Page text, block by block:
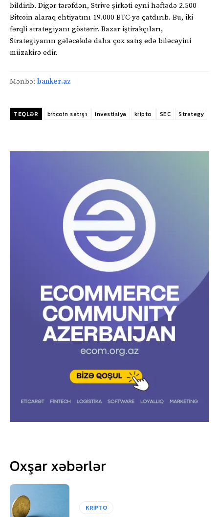
bildirib. Digər tərəfdən, Strive şirkəti eyni həftədə 2.500
Bitcoin alaraq ehtiyatını 19.000 BTC-yə çatdırıb. Bu, iki
fərqli strategiyanı göstərir. Bazar iştirakçıları,
Strategiyanın gələcəkdə daha çox satış edə biləcəyini
müzakirə edir.
Mənbə: banker.az
TEQLƏR bitcoin satışı investisiya kripto SEC Strategy
Oxşar xəbərlər
KRİPTO